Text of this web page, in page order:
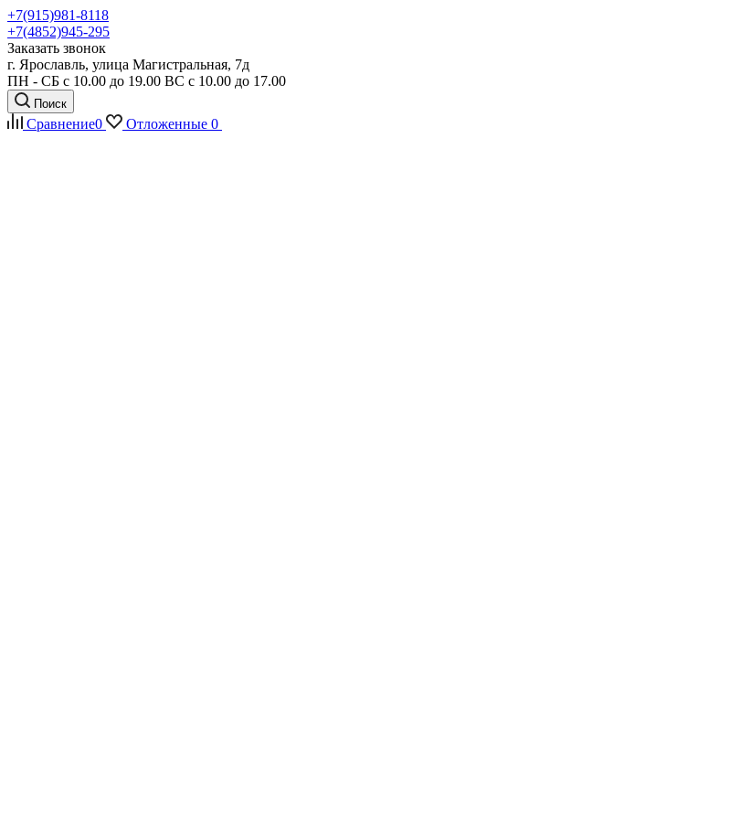
+7(915)981-8118
+7(4852)945-295
Заказать звонок
г. Ярославль, улица Магистральная, 7д
ПН - СБ с 10.00 до 19.00 ВС с 10.00 до 17.00
Поиск
Сравнение0 Отложенные 0